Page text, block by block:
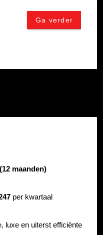
maanden)
per kwartaal
luxe en uiterst efficiënte